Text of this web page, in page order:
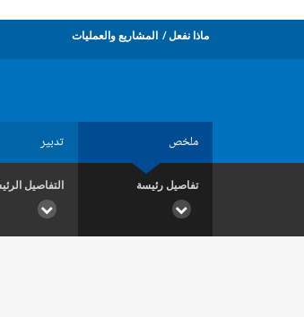
ماذا نفعل المشاريع والعمليات
ملخص تدبير
تفاصيل رئيسة التفاصيل